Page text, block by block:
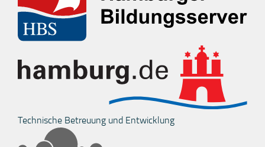
Technische Betreuung und Entwicklung